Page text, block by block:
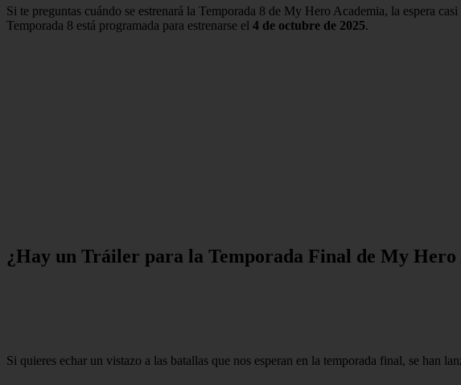
Si te preguntas cuándo se estrenará la Temporada 8 de My Hero Academia, la espera
Temporada 8 está programada para estrenarse el 4 de octubre de 2025.
¿Hay un Tráiler para la Temporada Final de My Hero
Si quieres echar un vistazo a las batallas que nos esperan en la temporada final, se han